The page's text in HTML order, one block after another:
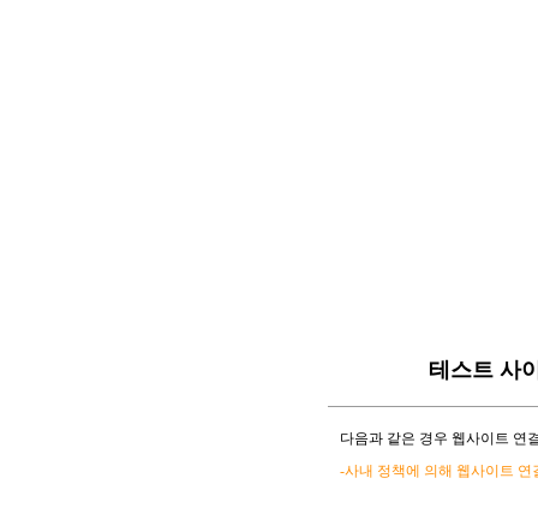
테스트 사
다음과 같은 경우 웹사이트 연
-사내 정책에 의해 웹사이트